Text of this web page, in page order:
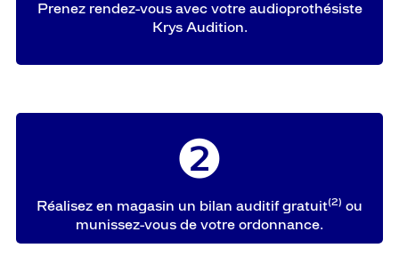
Prenez rendez-vous avec votre audioprothésiste
Krys Audition.
❷
Réalisez en magasin un bilan auditif gratuit(2) ou
munissez-vous de votre ordonnance.